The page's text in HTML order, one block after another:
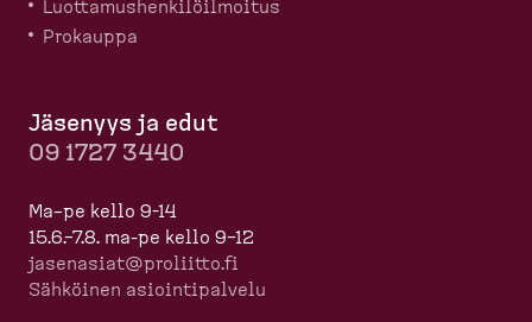
Luotta­mus­hen­ki­löil­moitus
Prokauppa
Jäsenyys ja edut
09 1727 3440
Ma–pe kello 9-14
15.6.–7.8. ma-pe kello 9–12
jasenasiat@proliitto.fi
Sähköinen asioin­ti­palvelu